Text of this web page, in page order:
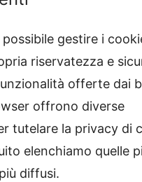
gestire i
riservatezza e
offerte dai
offrono diverse
tutelare la privacy di
elenchiamo quelle
diffusi.